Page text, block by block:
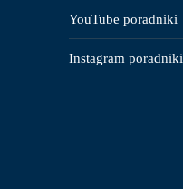
YouTube poradniki
Instagram poradniki